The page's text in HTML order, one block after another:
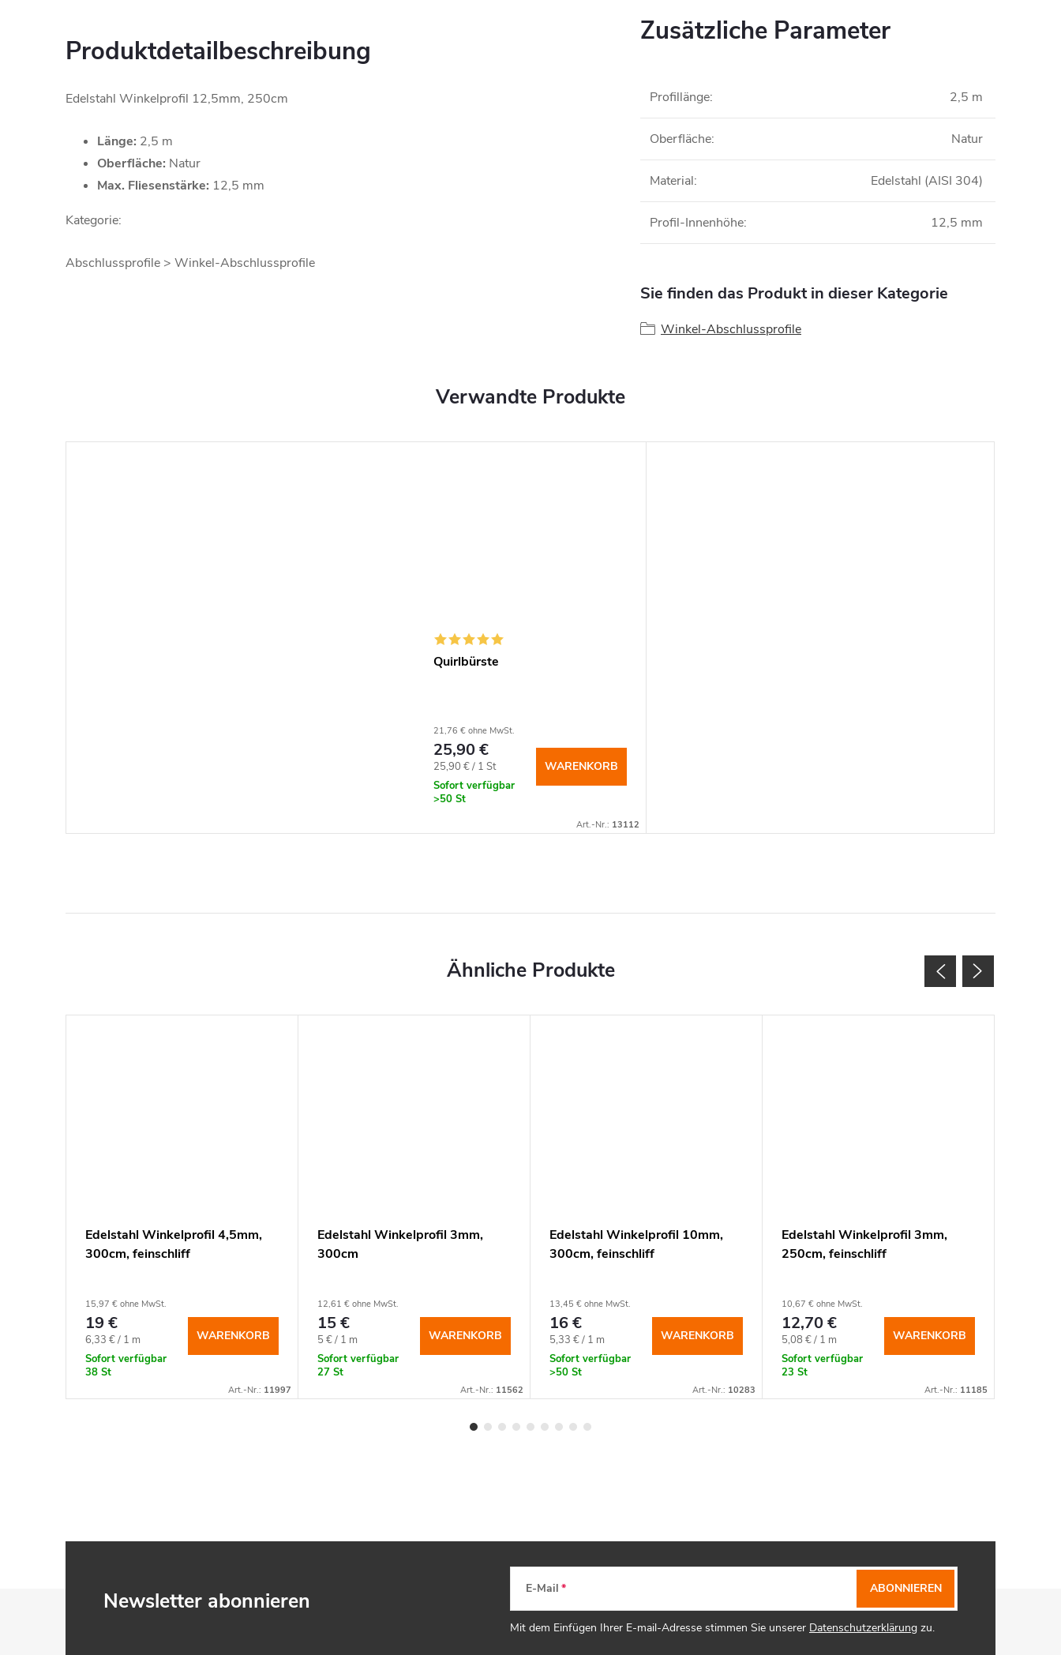
Produktdetailbeschreibung
Edelstahl Winkelprofil 12,5mm, 250cm
Länge: 2,5 m
Oberfläche: Natur
Max. Fliesenstärke: 12,5 mm
Kategorie:
Abschlussprofile > Winkel-Abschlussprofile
Zusätzliche Parameter
Profillänge: 2,5 m
Oberfläche: Natur
Material: Edelstahl (AISI 304)
Profil-Innenhöhe: 12,5 mm
Sie finden das Produkt in dieser Kategorie
Winkel-Abschlussprofile
Verwandte Produkte
Quirlbürste
21,76 € ohne MwSt.
25,90 €
Verkaufspreis:
25,90 € / 1 St
Sofort verfügbar
>50 St
WARENKORB
Art.-Nr.: 13112
Edelstahl Winkelprofil 4,5mm,
300cm, feinschliff
15,97 € ohne MwSt.
19 €
Verkaufspreis:
6,33 € / 1 m
Sofort verfügbar
38 St
WARENKORB
Art.-Nr.: 11997
Edelstahl Winkelprofil 3mm,
300cm
12,61 € ohne MwSt.
15 €
Verkaufspreis:
5 € / 1 m
Sofort verfügbar
27 St
WARENKORB
Art.-Nr.: 11562
Edelstahl Winkelprofil 10mm,
300cm, feinschliff
13,45 € ohne MwSt.
16 €
Verkaufspreis:
5,33 € / 1 m
Sofort verfügbar
>50 St
WARENKORB
Art.-Nr.: 10283
Edelstahl Winkelprofil 3mm,
250cm, feinschliff
10,67 € ohne MwSt.
12,70 €
Verkaufspreis:
5,08 € / 1 m
Sofort verfügbar
23 St
WARENKORB
Art.-Nr.: 11185
Newsletter abonnieren E-Mail
Mit dem Einfügen Ihrer E-mail-Adresse stimmen Sie unserer Datenschutzerklärung zu.
ABONNIEREN